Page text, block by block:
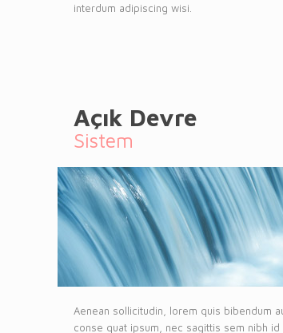
interdum adipiscing wisi.
Açık Devre
Sistem
Aenean sollicitudin, lorem quis bibendum
conse quat ipsum, nec sagittis sem nibh id